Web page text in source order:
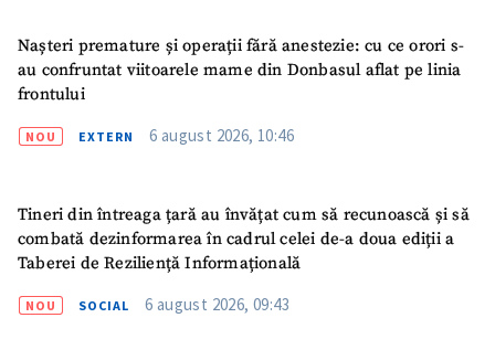
SUSȚINE
Nașteri premature și operații fără anestezie: cu ce orori s-
au confruntat viitoarele mame din Donbasul aflat pe linia
frontului
NOU EXTERN 6 august 2026, 10:46
Tineri din întreaga țară au învățat cum să recunoască și să
combată dezinformarea în cadrul celei de-a doua ediții a
Taberei de Reziliență Informațională
NOU SOCIAL 6 august 2026, 09:43